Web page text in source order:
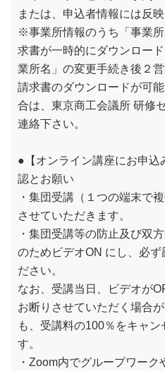
または、申込者情報には反映
※事業所情報のうち「事業
求書が一時的にダウンロー
業所名」の変更手続き後２
請求書のダウンロードが可
合は、東京商工会議所 研修
連絡下さい。
●【オンライン講座にお申込
認とお願い
・集団受講（１つの端末で
させていただきます。
・集団受講等の防止及び双
のためビデオON にし、必ず
ださい。
なお、受講当日、ビデオが
お断りさせていただく場合
も、受講料の100％をキャン
す。
・Zoom内でグループワー